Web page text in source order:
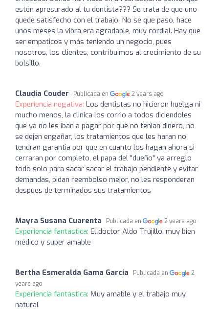
estén apresurado al tu dentista??? Se trata de que uno
quede satisfecho con el trabajo. No se que paso, hace
unos meses la vibra era agradable, muy cordial. Hay que
ser empaticos y más teniendo un negocio, pues
nosotros, los clientes, contribuimos al crecimiento de su
bolsillo.
Claudia Couder Publicada en 2 years ago
Experiencia negativa: Los dentistas no hicieron huelga ni
mucho menos, la clinica los corrio a todos diciendoles
que ya no les iban a pagar por que no tenian dinero, no
se dejen engañar, los tratamientos que les haran no
tendran garantia por que en cuanto los hagan ahora si
cerraran por completo, el papa del "dueño" ya arreglo
todo solo para sacar sacar el trabajo pendiente y evitar
demandas, pidan reembolso mejor, no les responderan
despues de terminados sus tratamientos
Mayra Susana Cuarenta Publicada en 2 years ago
Experiencia fantástica: El doctor Aldo Trujillo, muy bien
médico y super amable
Bertha Esmeralda Gama García Publicada en
2
years ago
Experiencia fantástica: Muy amable y el trabajo muy
natural